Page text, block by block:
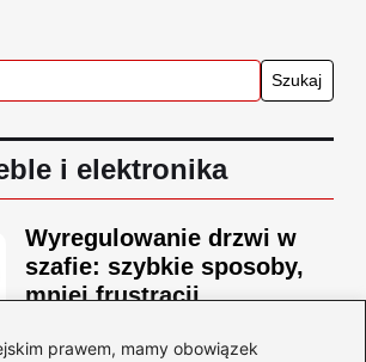
prawem, mamy obowiązek
i elektronika
Wyregulowanie drzwi w
szafie: szybkie sposoby,
mniej frustracji